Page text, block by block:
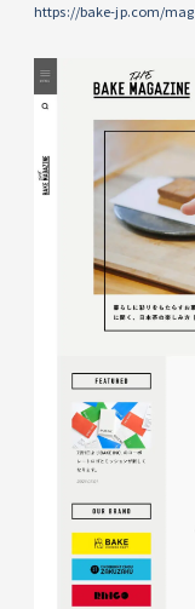
Design
シンプルデザイン
クール・モダン
ナチュラル・温も
和風・ジャパニーズ
雑誌風・エディト
イラスト
ミニマルデザイン
タイポグラフィ重
グラデーション
高級感・ラグジュ
グリッドデザイン
フラットデザイン
モーション・ア
テクスチャ・素材感
シングルページ
Color
カラフル・多色
シルバー・銀色
ゴールド・金色
パープル・紫色
ブラウン・茶色
グリーン・緑色
ブルー・青色
イエロー・黄色
オレンジ・橙色
レッド・赤色
ピンク・桃色
グレー・灰色
ブラック・黒色
ホワイト・白色
ライトブルー・水色
ネイビー・紺色
Service
業種・職種から探す
ファッション・
デザイン・ブラ
働き方・組織文
生活・趣味
NPO・自治体・行
銀行・金融・フ
健康・フィット
車・バイク・乗り
建築・不動産・
転職・求人
文化・伝統・アー
クリエイティブ
ペット・動物
美容・エステ
教育・子育て・
レストラン・飲
旅行・観光・ホテ
医療・介護・ヘ
音楽・映像・エン
IT・ツール・アプ
農業・畜産・食品
製造・素材・化学
コンサルティン
土木・建設・イ
デジタルマーケ
化粧品・美容製品
人材紹介・派遣
法律・会計・士業
製薬・バイオテ
https://bake-jp.com/